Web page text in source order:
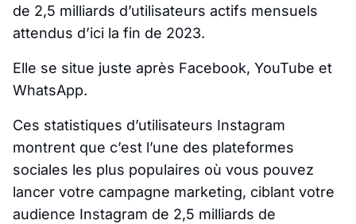
de 2,5 milliards d’utilisateurs actifs mensuels
attendus d’ici la fin de 2023.
Elle se situe juste après Facebook, YouTube et
WhatsApp.
Ces statistiques d’utilisateurs Instagram
montrent que c’est l’une des plateformes
sociales les plus populaires où vous pouvez
lancer votre campagne marketing, ciblant votre
audience Instagram de 2,5 milliards de